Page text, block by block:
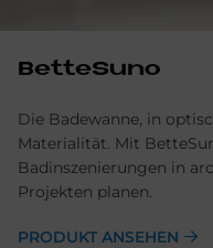
BetteSuno
Die Badewanne, in
Materialität. Mit
Badinszenierungen in
Projekten planen.
PRODUKT ANSEHEN